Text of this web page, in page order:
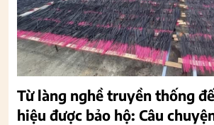
Từ làng nghề truyền thống
hiệu được bảo hộ: Câu